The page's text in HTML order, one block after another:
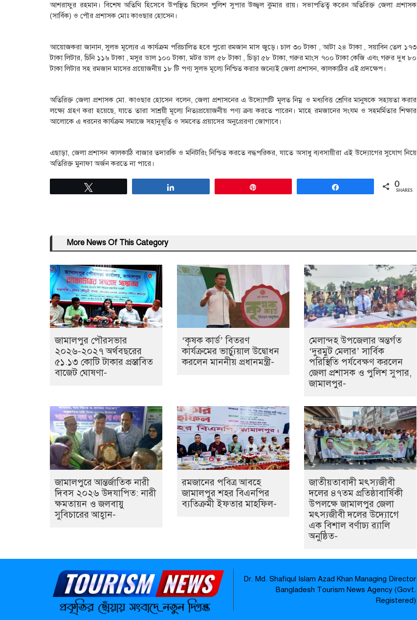
আশরাফুর রহমান। বিশেষ অতিথি হিসেবে উপস্থিত ছিলেন পুলিশ সুপার উজ্জ্বল কুমার রায়। সভাপতিত্ব করেন অতিরিক্ত জেলা প্রশাসক
(সার্বিক) ও পৌর প্রশাসক মোঃ কাওছার হোসেন।
আয়োজকরা জানান, সুলভ মূল্যের এ কার্যক্রম পরিচালিত হবে পুরো রমজান মাস জুড়ে। চাল ৩০ টাকা , আটা ২৪ টাকা , সয়াবিন তেল ১৭৩
টাকা লিটার, চিনি ১১৬ টাকা , মসুর ডাল ১০০ টাকা, মটর ডাল ৫৮ টাকা , চিড়া ৫৮ টাকা, গরুর মাংস ৭০০ টাকা কেজি এবং গরুর দুধ ৮০
টাকা লিটার সহ রমজান মাসের প্রয়োজনীয় ১৮ টি পণ্য সুলভ মূল্যে নিশ্চিত করার জন্যেই জেলা প্রশাসন, ঝালকাঠির এই প্রদক্ষেপ।
অতিরিক্ত জেলা প্রশাসক মো. কাওছার হোসেন বলেন, জেলা প্রশাসনের এ উদ্যোগটি মূলত নিম্ন ও মধ্যবিত্ত শ্রেণির মানুষকে সহায়তা করার
লক্ষ্যে গ্রহণ করা হয়েছে, যাতে তারা সাশ্রয়ী মূল্যে নিত্যপ্রয়োজনীয় পণ্য ক্রয় করতে পারেন। মাহে রমজানের সংযম ও সহমর্মিতার শিক্ষার
আলোকে এ ধরনের কার্যক্রম সমাজে সহানুভূতি ও সমবেত প্রয়াসের অনুপ্রেরণা জোগাবে।
এছাড়া, জেলা প্রশাসন ঝালকাঠি বাজার তদারকি ও মনিটরিং নিশ্চিত করতে বদ্ধপরিকর, যাতে অসাধু ব্যবসায়ীরা এই উদ্যোগের সুযোগ নিয়ে
অতিরিক্ত মুনাফা অর্জন করতে না পারে।
0
SHARES
More News Of This Category
জামালপুর পৌরসভার
২০২৬-২০২৭ অর্থবছরের
৫১.১৩ কোটি টাকার প্রস্তাবিত
বাজেট ঘোষণা-
‘কৃষক কার্ড’ বিতরণ
কার্যক্রমের ভার্চ্যুয়াল উদ্বোধন
করলেন মাননীয় প্রধানমন্ত্রী-
মেলান্দহ উপজেলার অন্তর্গত
‘দুরমুট মেলার’ সার্বিক
পরিস্থিতি পর্যবেক্ষণ করলেন
জেলা প্রশাসক ও পুলিশ সুপার,
জামালপুর-
জামালপুরে আন্তর্জাতিক নারী
দিবস ২০২৬ উদযাপিত: নারী
ক্ষমতায়ন ও জলবায়ু
সুবিচারের আহ্বান-
রমজানের পবিত্র আবহে
জামালপুর শহর বিএনপির
ব্যতিক্রমী ইফতার মাহফিল-
জাতীয়তাবাদী মৎস্যজীবী
দলের ৪৭তম প্রতিষ্ঠাবার্ষিকী
উপলক্ষে জামালপুর জেলা
মৎস্যজীবী দলের উদ্যোগে
এক বিশাল বর্ণাঢ্য র‍্যালি
অনুষ্ঠিত-
Dr. Md. Shafiqul Islam Azad Khan Managing Director
Bangladesh Tourism News Agency (Govt.
Registered)